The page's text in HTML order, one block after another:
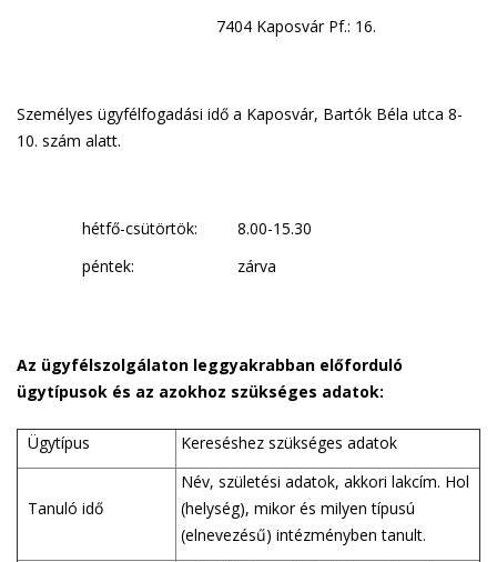
7404 Kaposvár Pf.: 16.
Személyes ügyfélfogadási idő a Kaposvár, Bartók Béla utca 8-
10. szám alatt.
hétfő-csütörtök:
8.00-15.30
péntek:
zárva
Az ügyfélszolgálaton leggyakrabban előforduló
ügytípusok és az azokhoz szükséges adatok:
Ügytípus Kereséshez szükséges adatok
Tanuló idő
Név, születési adatok, akkori lakcím. Hol
(helység), mikor és milyen típusú
(elnevezésű) intézményben tanult.